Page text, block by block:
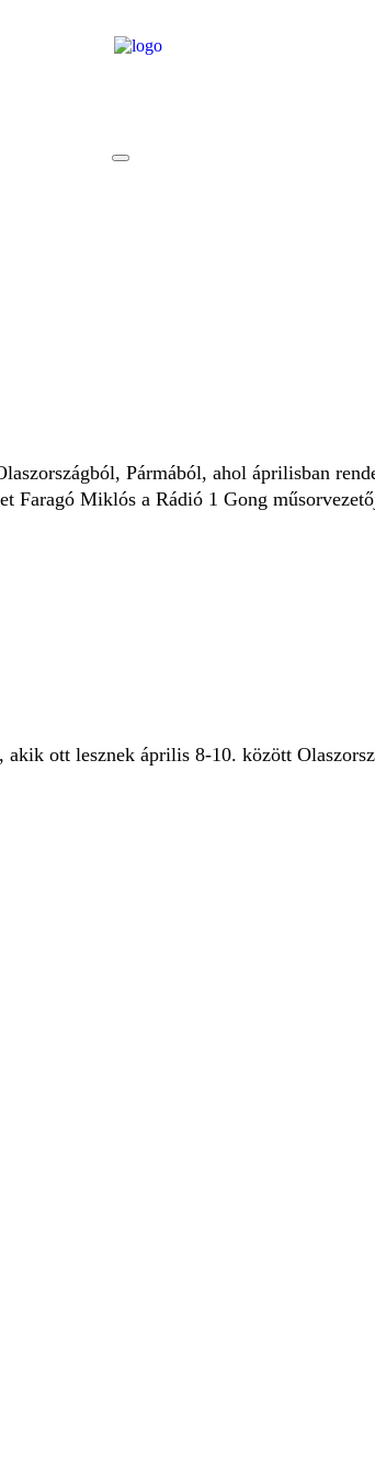
Pármából, ahol áprilisban
Faragó Miklós a Rádió 1 Gong
ott lesznek április 8-10. között